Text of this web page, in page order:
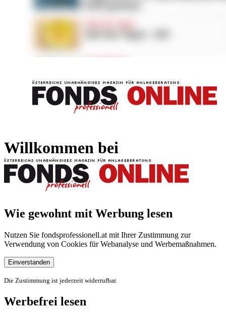
Willkommen bei
Wie gewohnt mit Werbung lesen
Nutzen Sie fondsprofessionell.at mit Ihrer Zustimmung zur
Verwendung von Cookies für Webanalyse und Werbemaßnahmen.
Einverstanden
Die Zustimmung ist jederzeit widerrufbar.
Werbefrei lesen